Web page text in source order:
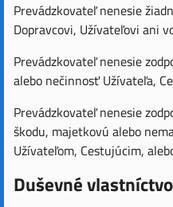
Prevádzkovateľ nenesie
Dopravcovi, Užívateľovi ani
Prevádzkovateľ nenesie
alebo nečinnosť Užívateľa,
Prevádzkovateľ nenesie
škodu, majetkovú alebo
Užívateľom, Cestujúcim,
Duševné vlastníctvo